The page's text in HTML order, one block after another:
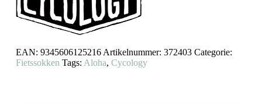
EAN: 9345606125216 Artikelnummer: 372403 Categorie:
Fietssokken Tags: Aloha, Cycology